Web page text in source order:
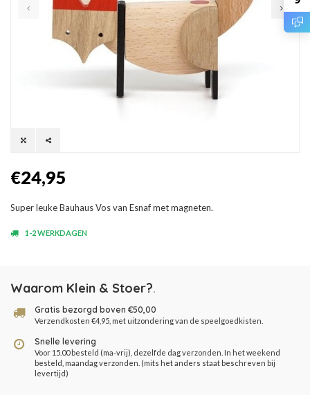
€24,95
Super leuke Bauhaus Vos van Esnaf met magneten.
1-2 WERKDAGEN
Waarom Klein & Stoer?.
Gratis bezorgd boven €50,00
Verzendkosten €4,95, met uitzondering van de speelgoedkisten.
Snelle levering
Voor 15.00 besteld (ma-vrij), dezelfde dag verzonden. In het weekend
besteld, maandag verzonden. (mits het anders staat beschreven bij
levertijd)